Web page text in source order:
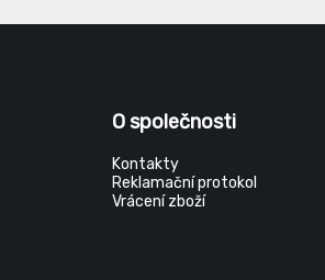
O společnosti
Kontakty
Reklamační protokol
Vrácení zboží